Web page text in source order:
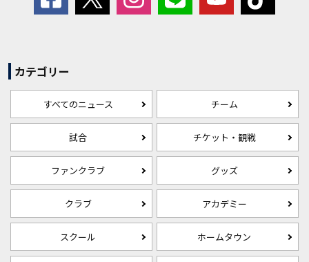
カテゴリー
すべてのニュース チーム
試合 チケット・観戦
ファンクラブ グッズ
クラブ アカデミー
スクール ホームタウン